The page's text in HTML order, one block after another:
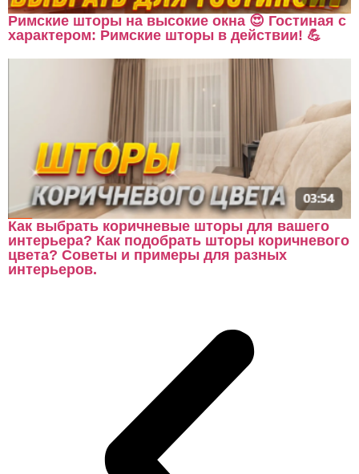
Римские шторы на высокие окна 😍 Гостиная с
характером: Римские шторы в действии! 💪
Как выбрать коричневые шторы для вашего
интерьера? Как подобрать шторы коричневого
цвета? Советы и примеры для разных
интерьеров.